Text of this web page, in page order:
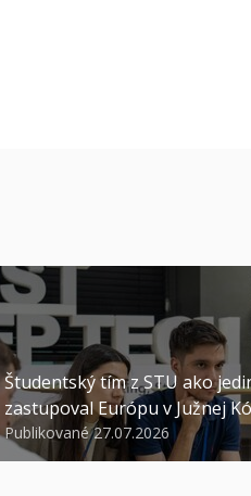
Študentský tím z STU ako
zastupoval Európu v Južnej
Publikované 27.07.2026